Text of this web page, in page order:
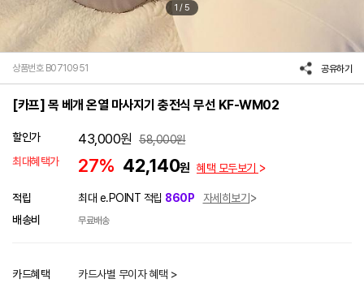
1 / 5
상품번호 B0710951 공유하기
[카프] 목 베개 온열 마사지기 충전식 무선 KF-WM02
할인가 43,000원 58,000원
최대혜택가
27% 42,140원 혜택 모두보기
적립 최대 e.POINT 적립 860P
자세히보기
배송비
무료배송
카드혜택 카드사별 무이자 혜택 >